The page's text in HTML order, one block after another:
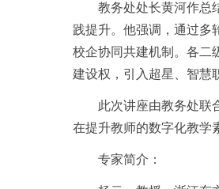
教务处处长黄河作总
践提升。他强调，通过多
校企协同共建机制。各二
建设权，引入超星、智慧
此次讲座由教务处联
在提升教师的数字化教学
专家简介：